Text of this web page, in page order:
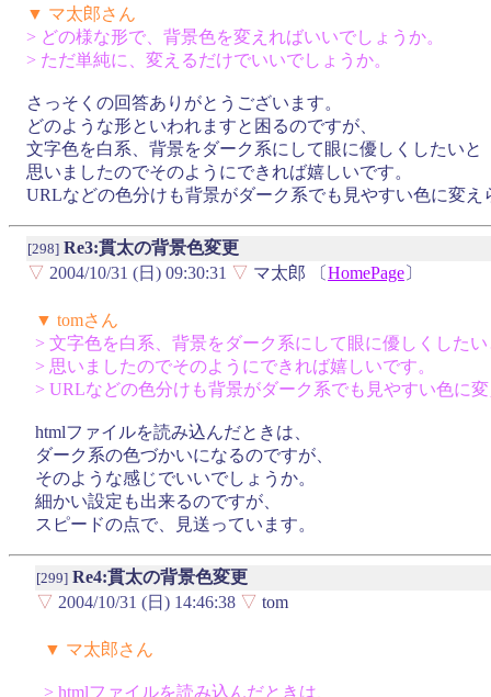
▼ マ太郎さん
> どの様な形で、背景色を変えればいいでしょうか。
> ただ単純に、変えるだけでいいでしょうか。
さっそくの回答ありがとうございます。
どのような形といわれますと困るのですが、
文字色を白系、背景をダーク系にして眼に優しくしたいと
思いましたのでそのようにできれば嬉しいです。
URLなどの色分けも背景がダーク系でも見やすい色に変え
[298] Re3:貫太の背景色変更
▽ 2004/10/31 (日) 09:30:31 ▽ マ太郎 〔HomePage〕
▼ tomさん
> 文字色を白系、背景をダーク系にして眼に優しくしたい
> 思いましたのでそのようにできれば嬉しいです。
> URLなどの色分けも背景がダーク系でも見やすい色に
htmlファイルを読み込んだときは、
ダーク系の色づかいになるのですが、
そのような感じでいいでしょうか。
細かい設定も出来るのですが、
スピードの点で、見送っています。
[299] Re4:貫太の背景色変更
▽ 2004/10/31 (日) 14:46:38 ▽ tom
▼ マ太郎さん
> htmlファイルを読み込んだときは、